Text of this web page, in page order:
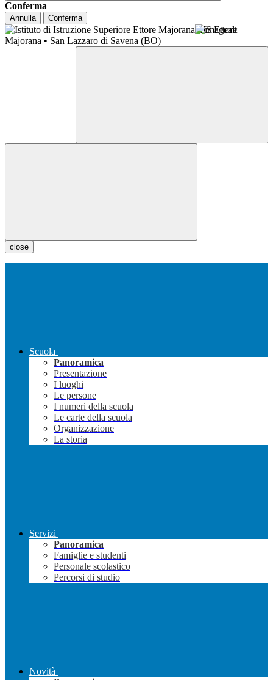
Conferma
Annulla Conferma
IIS Ettore
Majorana • San Lazzaro di Savena (BO)
close
Scuola
Panoramica
Presentazione
I luoghi
Le persone
I numeri della scuola
Le carte della scuola
Organizzazione
La storia
Servizi
Panoramica
Famiglie e studenti
Personale scolastico
Percorsi di studio
Novità